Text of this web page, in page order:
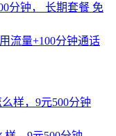
分钟， 长期套餐 免
流量+100分钟通话
样，9元500分钟